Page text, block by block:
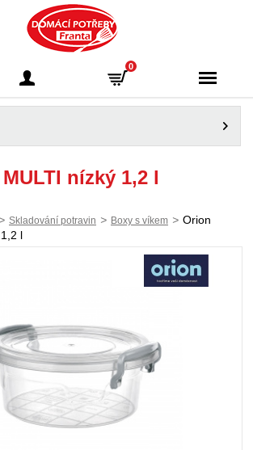
Franta - Příbram
0
nízký 1,2 l
> Skladování potravin > Boxy s víkem > Orion
l